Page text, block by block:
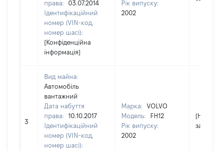
права:
03.07.2014
Ідентифікаційний
номер (VIN-код,
номер шасі):
[Конфіденційна
інформація]
Рік випуску:
2002
3
Вид майна:
Автомобіль
вантажний
Дата набуття
права:
10.10.2017
Ідентифікаційний
номер (VIN-код,
номер шасі):
Марка:
VOLVO
Модель:
FH12
Рік випуску:
2002
[Не